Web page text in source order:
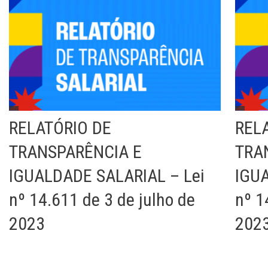
RELATÓRIO DE
TRANSPARÊNCIA E
IGUALDADE SALARIAL – Lei
nº 14.611 de 3 de julho de
2023
nº